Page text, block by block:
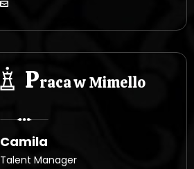
Praca w Mimello
Camila
Talent Manager